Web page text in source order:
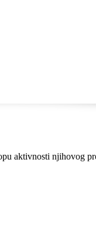
aktivnosti